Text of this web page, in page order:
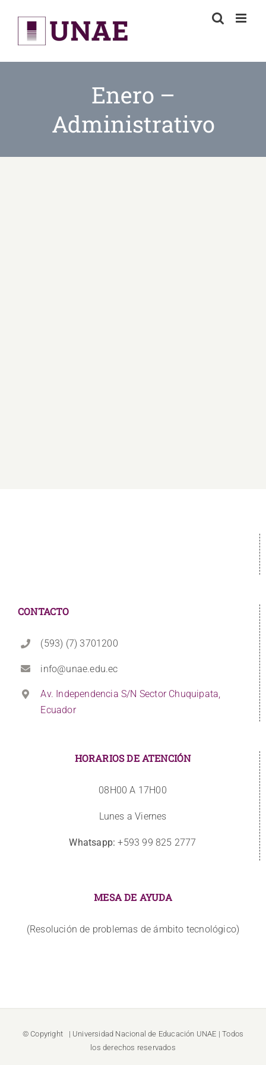
content
Enero –
Administrativo
CONTACTO
(593) (7) 3701200
info@unae.edu.ec
Av. Independencia S/N Sector Chuquipata,
Ecuador
HORARIOS DE ATENCIÓN
08H00 A 17H00
Lunes a Viernes
Whatsapp: +593 99 825 2777
MESA DE AYUDA
(Resolución de problemas de ámbito tecnológico)
© Copyright | Universidad Nacional de Educación UNAE | Todos
los derechos reservados